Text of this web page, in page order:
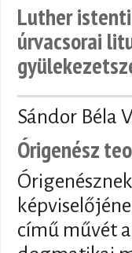
Luther
úrvacsorai
Sándor Béla
Órigenész
című művét